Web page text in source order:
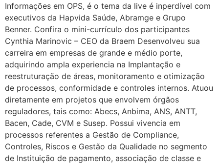
Informações em OPS, é o tema da live é inperdível com
executivos da Hapvida Saúde, Abramge e Grupo
Benner. Confira o mini-currículo dos participantes
Cynthia Marinovic – CEO da Braem Desenvolveu sua
carreira em empresas de grande e médio porte,
adquirindo ampla experiencia na Implantação e
reestruturação de áreas, monitoramento e otimização
de processos, conformidade e controles internos. Atuou
diretamente em projetos que envolvem órgãos
reguladores, tais como: Abecs, Anbima, ANS, ANTT,
Bacen, Cade, CVM e Susep. Possui vivencia em
processos referentes a Gestão de Compliance,
Controles, Riscos e Gestão da Qualidade no segmento
de Instituição de pagamento, associação de classe e